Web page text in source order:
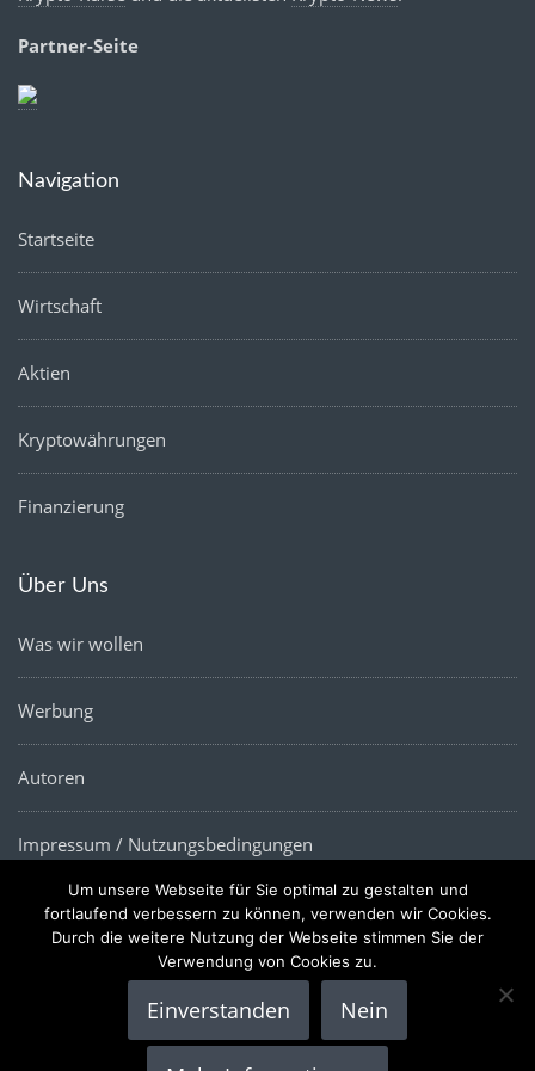
Partner-Seite
Navigation
Startseite
Wirtschaft
Aktien
Kryptowährungen
Finanzierung
Über Uns
Was wir wollen
Werbung
Autoren
Impressum / Nutzungsbedingungen
Datenschutz
Copyright © 2022 |Die Wirtschaftsnews- Alle Rechte
Um unsere Webseite für Sie optimal zu gestalten und
fortlaufend verbessern zu können, verwenden wir Cookies.
Durch die weitere Nutzung der Webseite stimmen Sie der
Verwendung von Cookies zu.
Einverstanden Nein